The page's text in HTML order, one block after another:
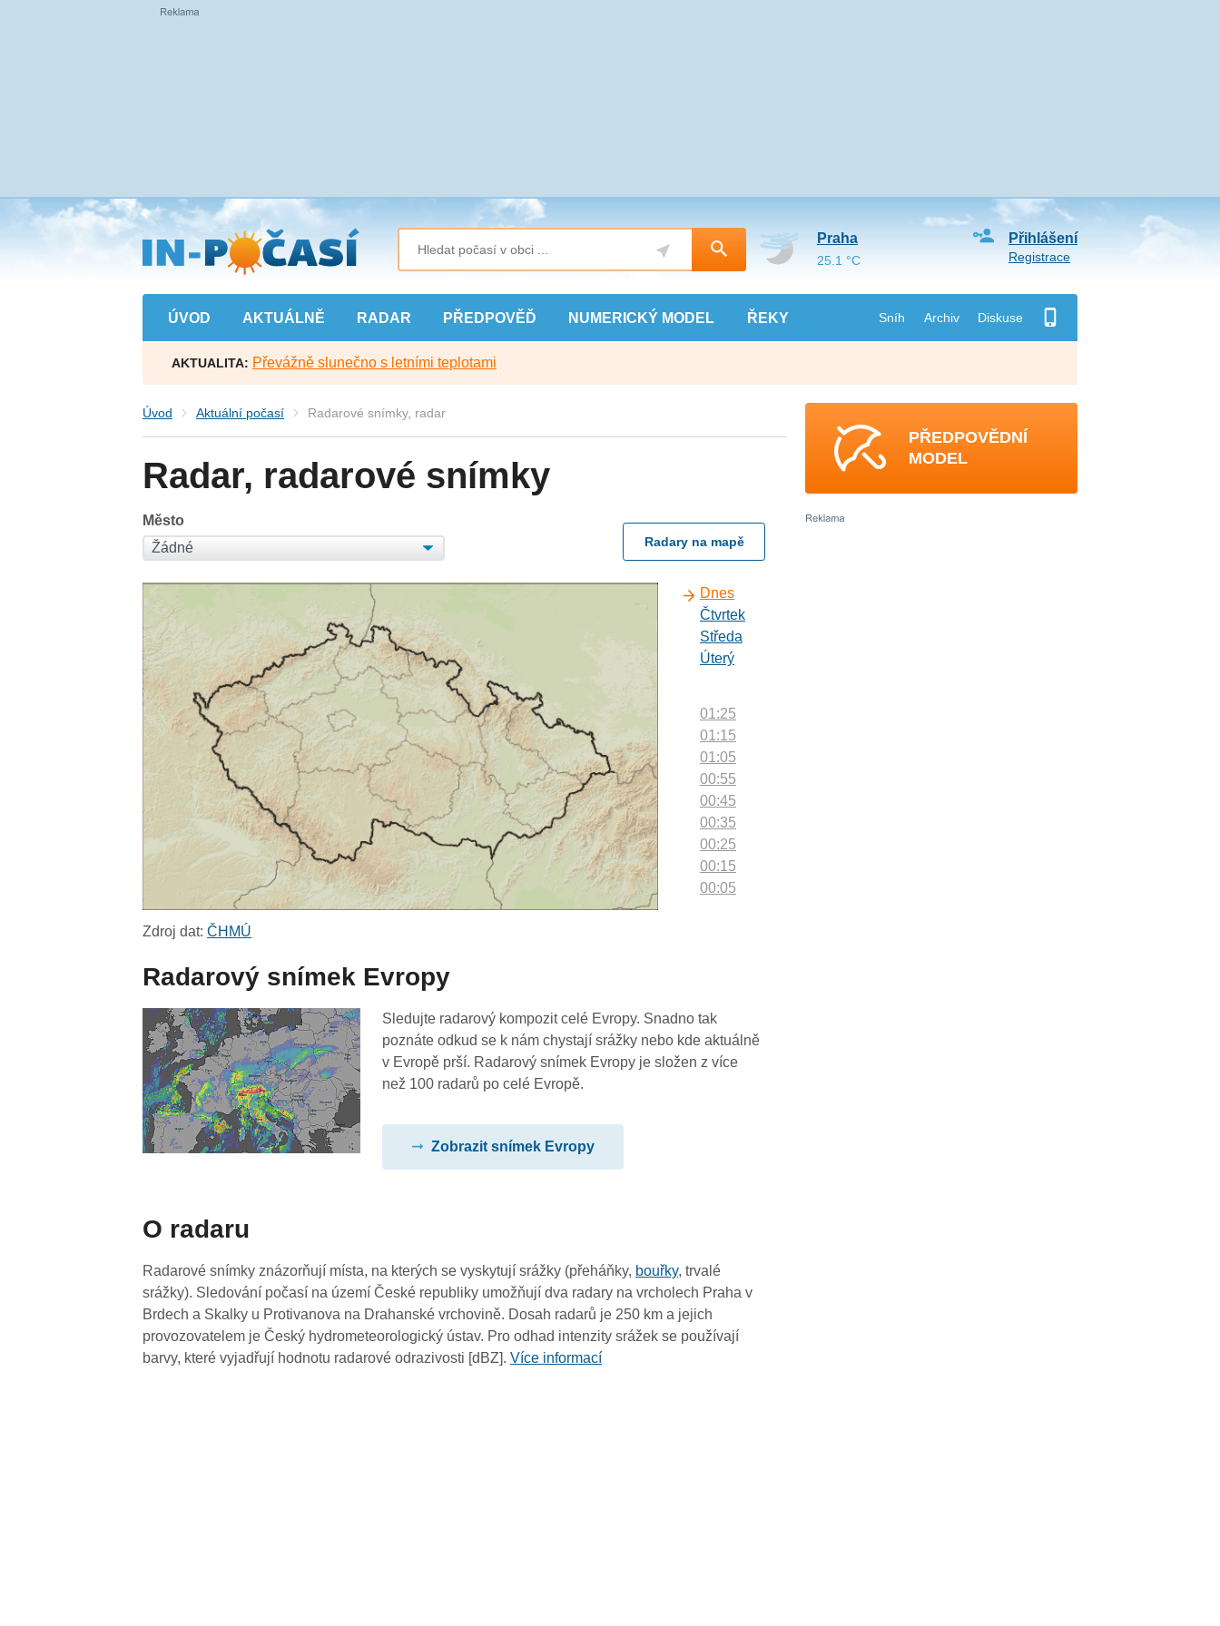
Přejít
na
hlavní
obsah
ÚVOD AKTUÁLNĚ RADAR PŘEDPOVĚĎ NUMERICKÝ MODEL ŘEKY Sníh Archiv Diskuse
Přihlášení
Registrace
Praha
25.1 °C
AKTUALITA: Převážně slunečno s letními teplotami
Úvod Aktuální počasí Radarové snímky, radar
Radar, radarové snímky
Město
Radary na mapě
Dnes
Čtvrtek
Středa
Úterý
01:25
01:15
01:05
00:55
00:45
00:35
00:25
00:15
00:05
Zdroj dat:ČHMÚ
Radarový snímek Evropy
Sledujte radarový kompozit celé Evropy. Snadno tak
poznáte odkud se k nám chystají srážky nebo kde aktuálně
v Evropě prší. Radarový snímek Evropy je složen z více
než 100 radarů po celé Evropě.
Zobrazit snímek Evropy
O radaru
Radarové snímky znázorňují místa, na kterých se vyskytují srážky (přeháňky, bouřky, trvalé
srážky). Sledování počasí na území České republiky umožňují dva radary na vrcholech Praha v
Brdech a Skalky u Protivanova na Drahanské vrchovině. Dosah radarů je 250 km a jejich
provozovatelem je Český hydrometeorologický ústav. Pro odhad intenzity srážek se používají
barvy, které vyjadřují hodnotu radarové odrazivosti [dBZ].Více informací
PŘEDPOVĚDNÍ
MODEL